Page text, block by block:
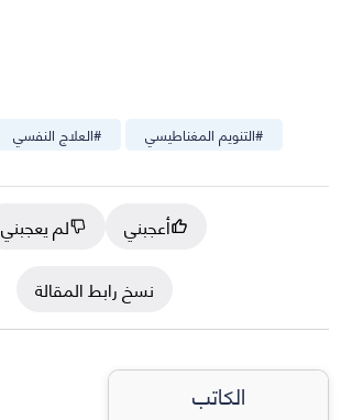
#العلاج النفسي #التنويم المغناطيسي
أعجبني
لم يعجبني
نسخ رابط المقالة
الكاتب